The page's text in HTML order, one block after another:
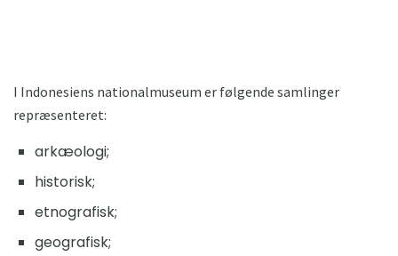
I Indonesiens nationalmuseum er følgende samlinger
repræsenteret:
arkæologi;
historisk;
etnografisk;
geografisk;